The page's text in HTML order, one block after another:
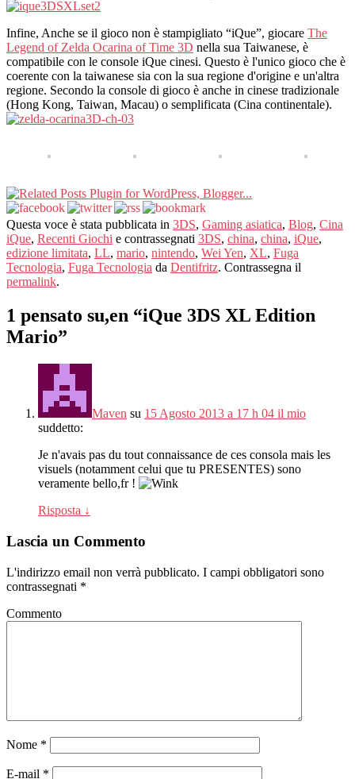
Infine, Anche se il gioco non è stampigliato “iQue”, giocare The
Legend of Zelda Ocarina of Time 3D nella sua Taiwanese, è
compatibile con le console iQue cinesi. Questo è l'unico gioco che è
coerente con la taiwanese sia con la sua regione d'origine e un'altra
regione. Secondo la console di gioco è anche in cinese tradizionale
(Hong Kong, Taiwan, Macau) o semplificata (Cina continentale).
Questa voce è stata pubblicata in 3DS, Gaming asiatica, Blog, Cina
iQue, Recenti Giochi e contrassegnati 3DS, china, china, iQue,
edizione limitata, LL, mario, nintendo, Wei Yen, XL, Fuga
Tecnologia, Fuga Tecnologia da Dentifritz. Contrassegna il
permalink.
1 pensato su,en “iQue 3DS XL Edition
Mario”
Maven su 15 Agosto 2013 a 17 h 04 il mio
suddetto:
Je n'avais pas du tout connaissance de ces consola mais les
visuels (notamment celui que tu PRESENTES) sono
veramente bello,fr !
Risposta ↓
Lascia un Commento
L'indirizzo email non verrà pubblicato. I campi obbligatori sono
contrassegnati *
Commento
Nome *
E-mail *